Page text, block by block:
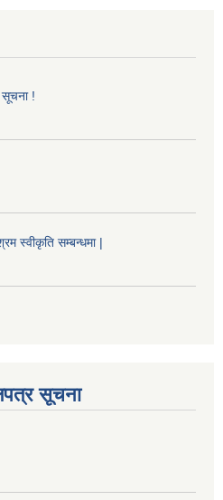
सूचना !
स्वीकृति सम्बन्धमा |
सूचना